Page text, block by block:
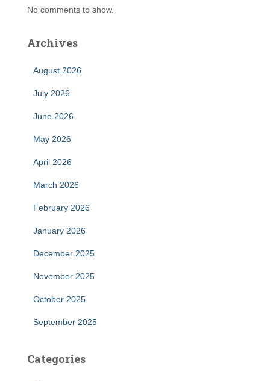
No comments to show.
Archives
August 2026
July 2026
June 2026
May 2026
April 2026
March 2026
February 2026
January 2026
December 2025
November 2025
October 2025
September 2025
Categories